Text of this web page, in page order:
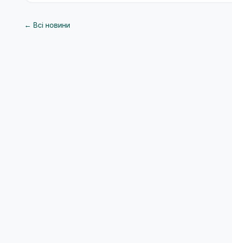
← Всі новини